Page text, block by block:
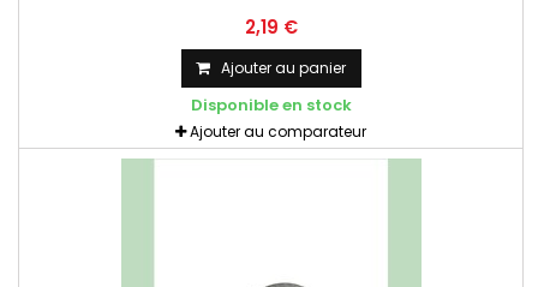
2,19 €
Ajouter au panier
Disponible en stock
Ajouter au comparateur